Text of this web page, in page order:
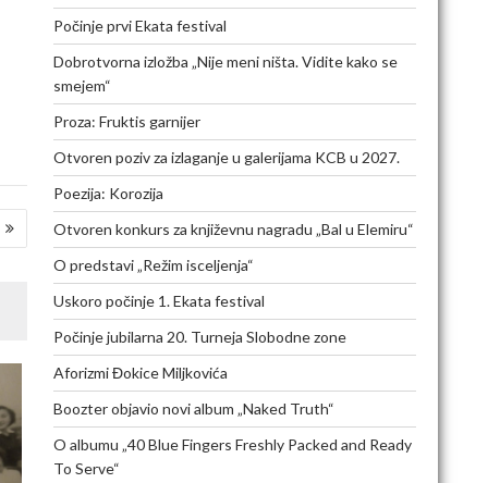
Počinje prvi Ekata festival
Dobrotvorna izložba „Nije meni ništa. Vidite kako se
smejem“
Proza: Fruktis garnijer
Otvoren poziv za izlaganje u galerijama KCB u 2027.
Poezija: Korozija
Otvoren konkurs za književnu nagradu „Bal u Elemiru“
O predstavi „Režim isceljenja“
Uskoro počinje 1. Ekata festival
Počinje jubilarna 20. Turneja Slobodne zone
Aforizmi Đokice Miljkovića
Boozter objavio novi album „Naked Truth“
O albumu „40 Blue Fingers Freshly Packed and Ready
To Serve“